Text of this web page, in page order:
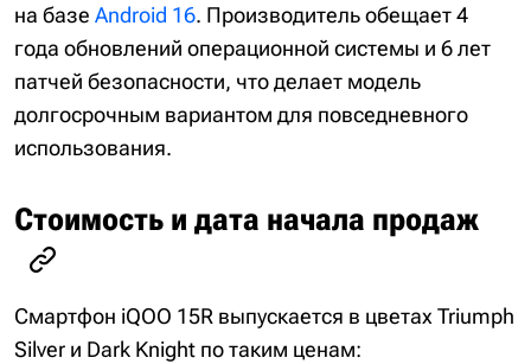
на базе Android 16. Производитель обещает 4
года обновлений операционной системы и 6 лет
патчей безопасности, что делает модель
долгосрочным вариантом для повседневного
использования.
Стоимость и дата начала продаж
Смартфон iQOO 15R выпускается в цветах Triumph
Silver и Dark Knight по таким ценам: